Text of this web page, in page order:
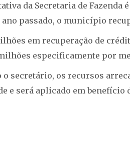
da Secretaria de
ano passado, o município
em recuperação de
especificamente por
o secretário, os recursos
e será aplicado em benefício